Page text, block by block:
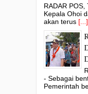
RADAR POS,
Kepala Ohoi
akan terus [...]
- Sebagai
Pemerintah